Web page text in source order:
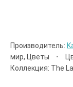
Производитель:
мир, Цветы
•
Коллекция: The